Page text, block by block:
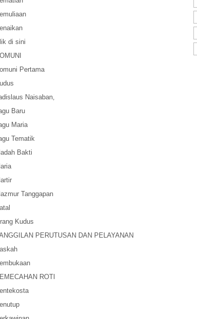
di sini
Pertama
Naisaban,
Baru
Maria
Tematik
Bakti
Tanggapan
Kudus
PERUTUSAN DAN PELAYANAN
ROTI